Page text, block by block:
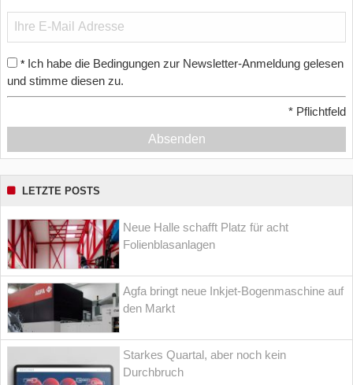
* Ich habe die Bedingungen zur Newsletter-Anmeldung gelesen
und stimme diesen zu.
* Pflichtfeld
Absenden
LETZTE POSTS
Neue Halle schafft Platz für acht
Folienblasanlagen
Agfa bringt neue Inkjet-Bogenmaschine auf
den Markt
Starkes Quartal, aber noch kein
Durchbruch